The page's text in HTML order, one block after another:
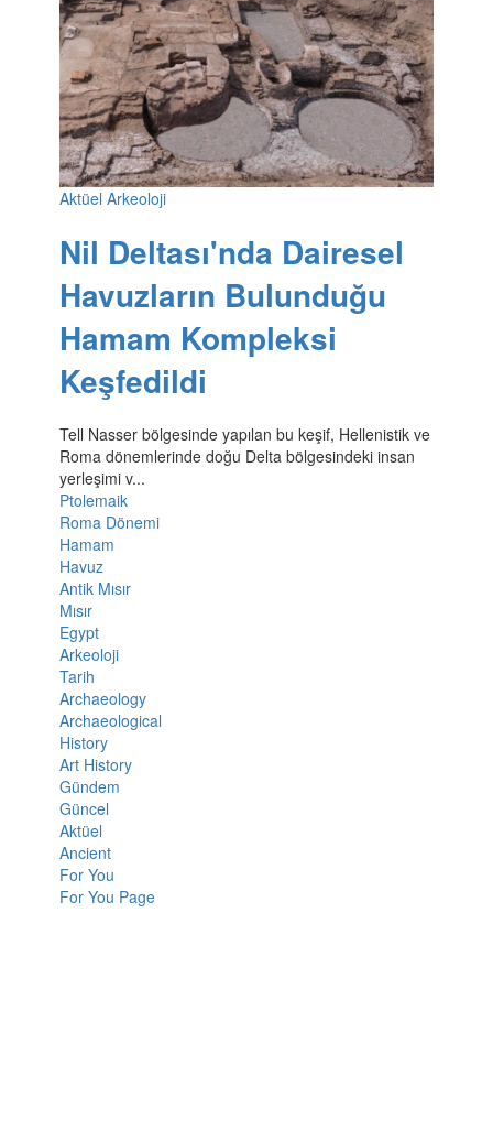
Aktüel Arkeoloji
Nil Deltası'nda Dairesel
Havuzların Bulunduğu
Hamam Kompleksi
Keşfedildi
Tell Nasser bölgesinde yapılan bu keşif, Hellenistik ve
Roma dönemlerinde doğu Delta bölgesindeki insan
yerleşimi v...
Ptolemaik
Roma Dönemi
Hamam
Havuz
Antik Mısır
Mısır
Egypt
Arkeoloji
Tarih
Archaeology
Archaeological
History
Art History
Gündem
Güncel
Aktüel
Ancient
For You
For You Page